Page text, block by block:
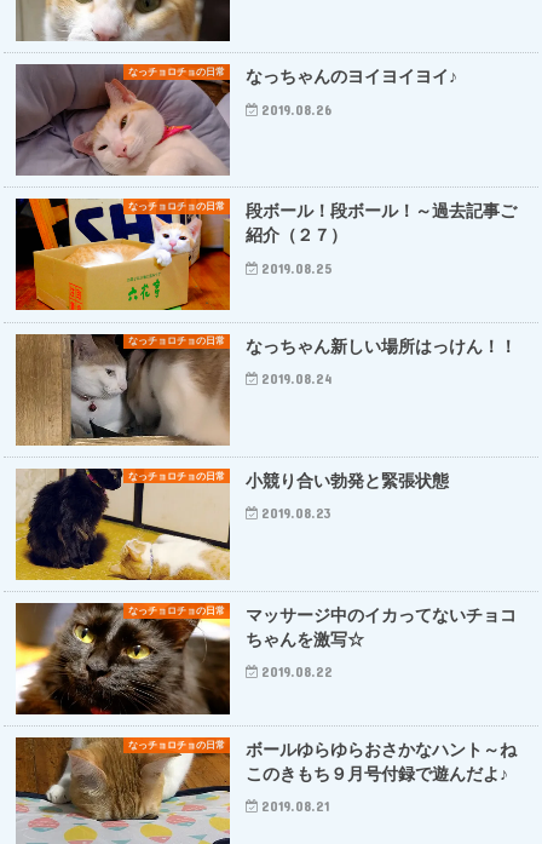
なっチョロチョの日常 なっちゃんのヨイヨイヨイ♪
2019.08.26
なっチョロチョの日常
段ボール！段ボール！～過去記事ご
紹介（２７）
2019.08.25
なっチョロチョの日常 なっちゃん新しい場所はっけん！！
2019.08.24
なっチョロチョの日常 小競り合い勃発と緊張状態
2019.08.23
なっチョロチョの日常
マッサージ中のイカってないチョコ
ちゃんを激写☆
2019.08.22
なっチョロチョの日常
ボールゆらゆらおさかなハント～ね
このきもち９月号付録で遊んだよ♪
2019.08.21